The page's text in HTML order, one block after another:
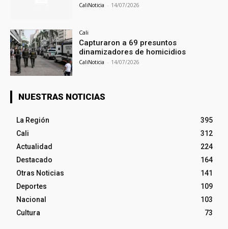
CaliNoticia - 14/07/2026
Cali
Capturaron a 69 presuntos
dinamizadores de homicidios
CaliNoticia - 14/07/2026
NUESTRAS NOTICIAS
La Región
395
Cali
312
Actualidad
224
Destacado
164
Otras Noticias
141
Deportes
109
Nacional
103
Cultura
73